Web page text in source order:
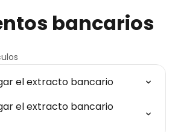
bancarios
el extracto bancario
el extracto bancario